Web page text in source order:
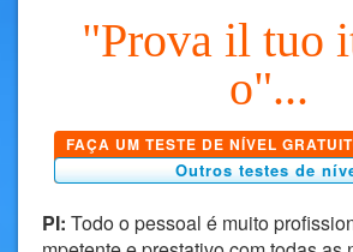
"Prova il tuo
o"...
FAÇA UM TESTE DE NÍVEL
Outros testes de
PI: Todo o pessoal é muito